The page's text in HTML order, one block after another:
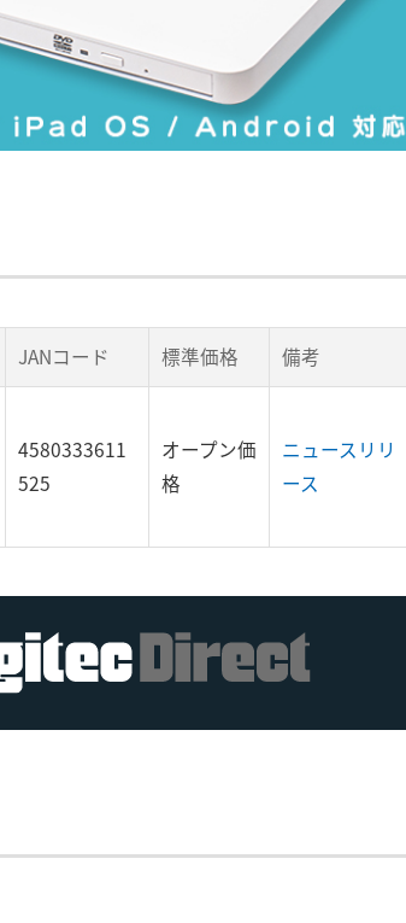
JANコード 標準価格 備考
4580333611
525
オープン価
格
ニュースリリ
ース